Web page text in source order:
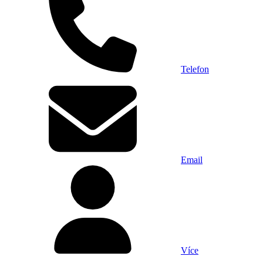
Telefon
Email
Více